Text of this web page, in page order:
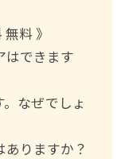
料 》
はできます
なぜでしょ
りますか？